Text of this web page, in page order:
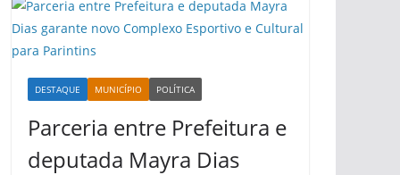
DESTAQUE MUNICÍPIO POLÍTICA
Parceria entre Prefeitura e
deputada Mayra Dias